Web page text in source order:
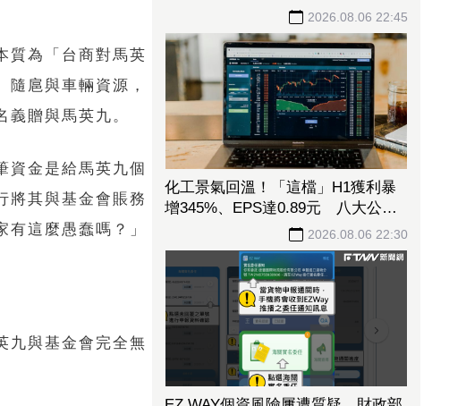
質為「台商對馬英
扈與車輛資源，
贈與馬英九。
資金是給馬英九個
將其與基金會賬務
這麼愚蠢嗎？」
九與基金會完全無
脫手449張、抱回7549萬元2026.08.06 22:45
化工景氣回溫！「這檔」H1獲利暴
增345%、EPS達0.89元 八大公股
2026.08.06 22:30